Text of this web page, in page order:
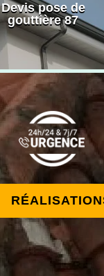
Devis pose de
gouttière 87